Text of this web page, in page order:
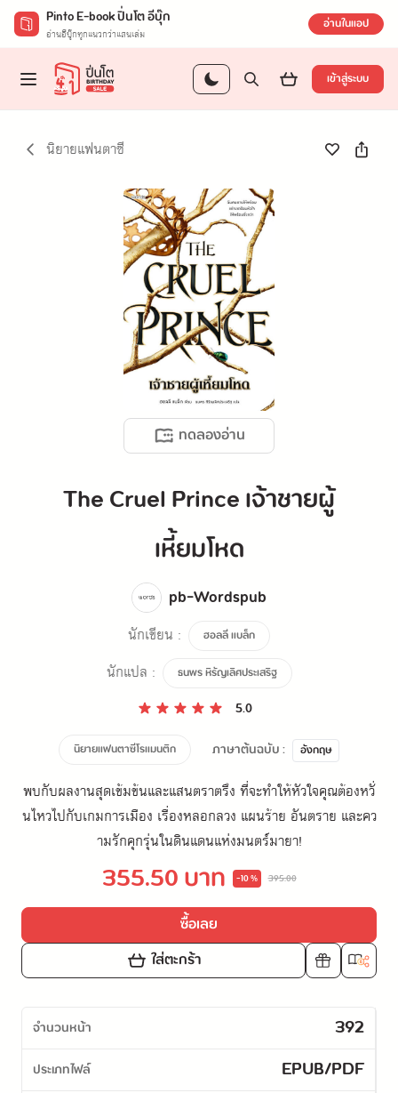
Pinto E-book ปิ่นโต อีบุ๊ก
อ่านอีบุ๊กทุกแนวกว่าแสนเล่ม อ่านในแอป
เข้าสู่ระบบ
นิยายแฟนตาซี
ทดลองอ่าน
The Cruel Prince เจ้าชายผู้
เหี้ยมโหด
pb-Wordspub
นักเขียน : ฮอลลี แบล็ก
นักแปล : ธนพร หิรัญเลิศประเสริฐ
5.0
นิยายแฟนตาซีโรแมนติก ภาษาต้นฉบับ : อังกฤษ
พบกับผลงานสุดเข้มข้นและแสนตราตรึง ที่จะทำให้หัวใจคุณต้องหวั่
นไหวไปกับเกมการเมือง เรื่องหลอกลวง แผนร้าย อันตราย และคว
ามรักคุกรุ่นในดินแดนแห่งมนตร์มายา!
355.50 บาท -10 % 395.00
ซื้อเลย
ใส่ตะกร้า
จำนวนหน้า 392
ประเภทไฟล์ EPUB/PDF